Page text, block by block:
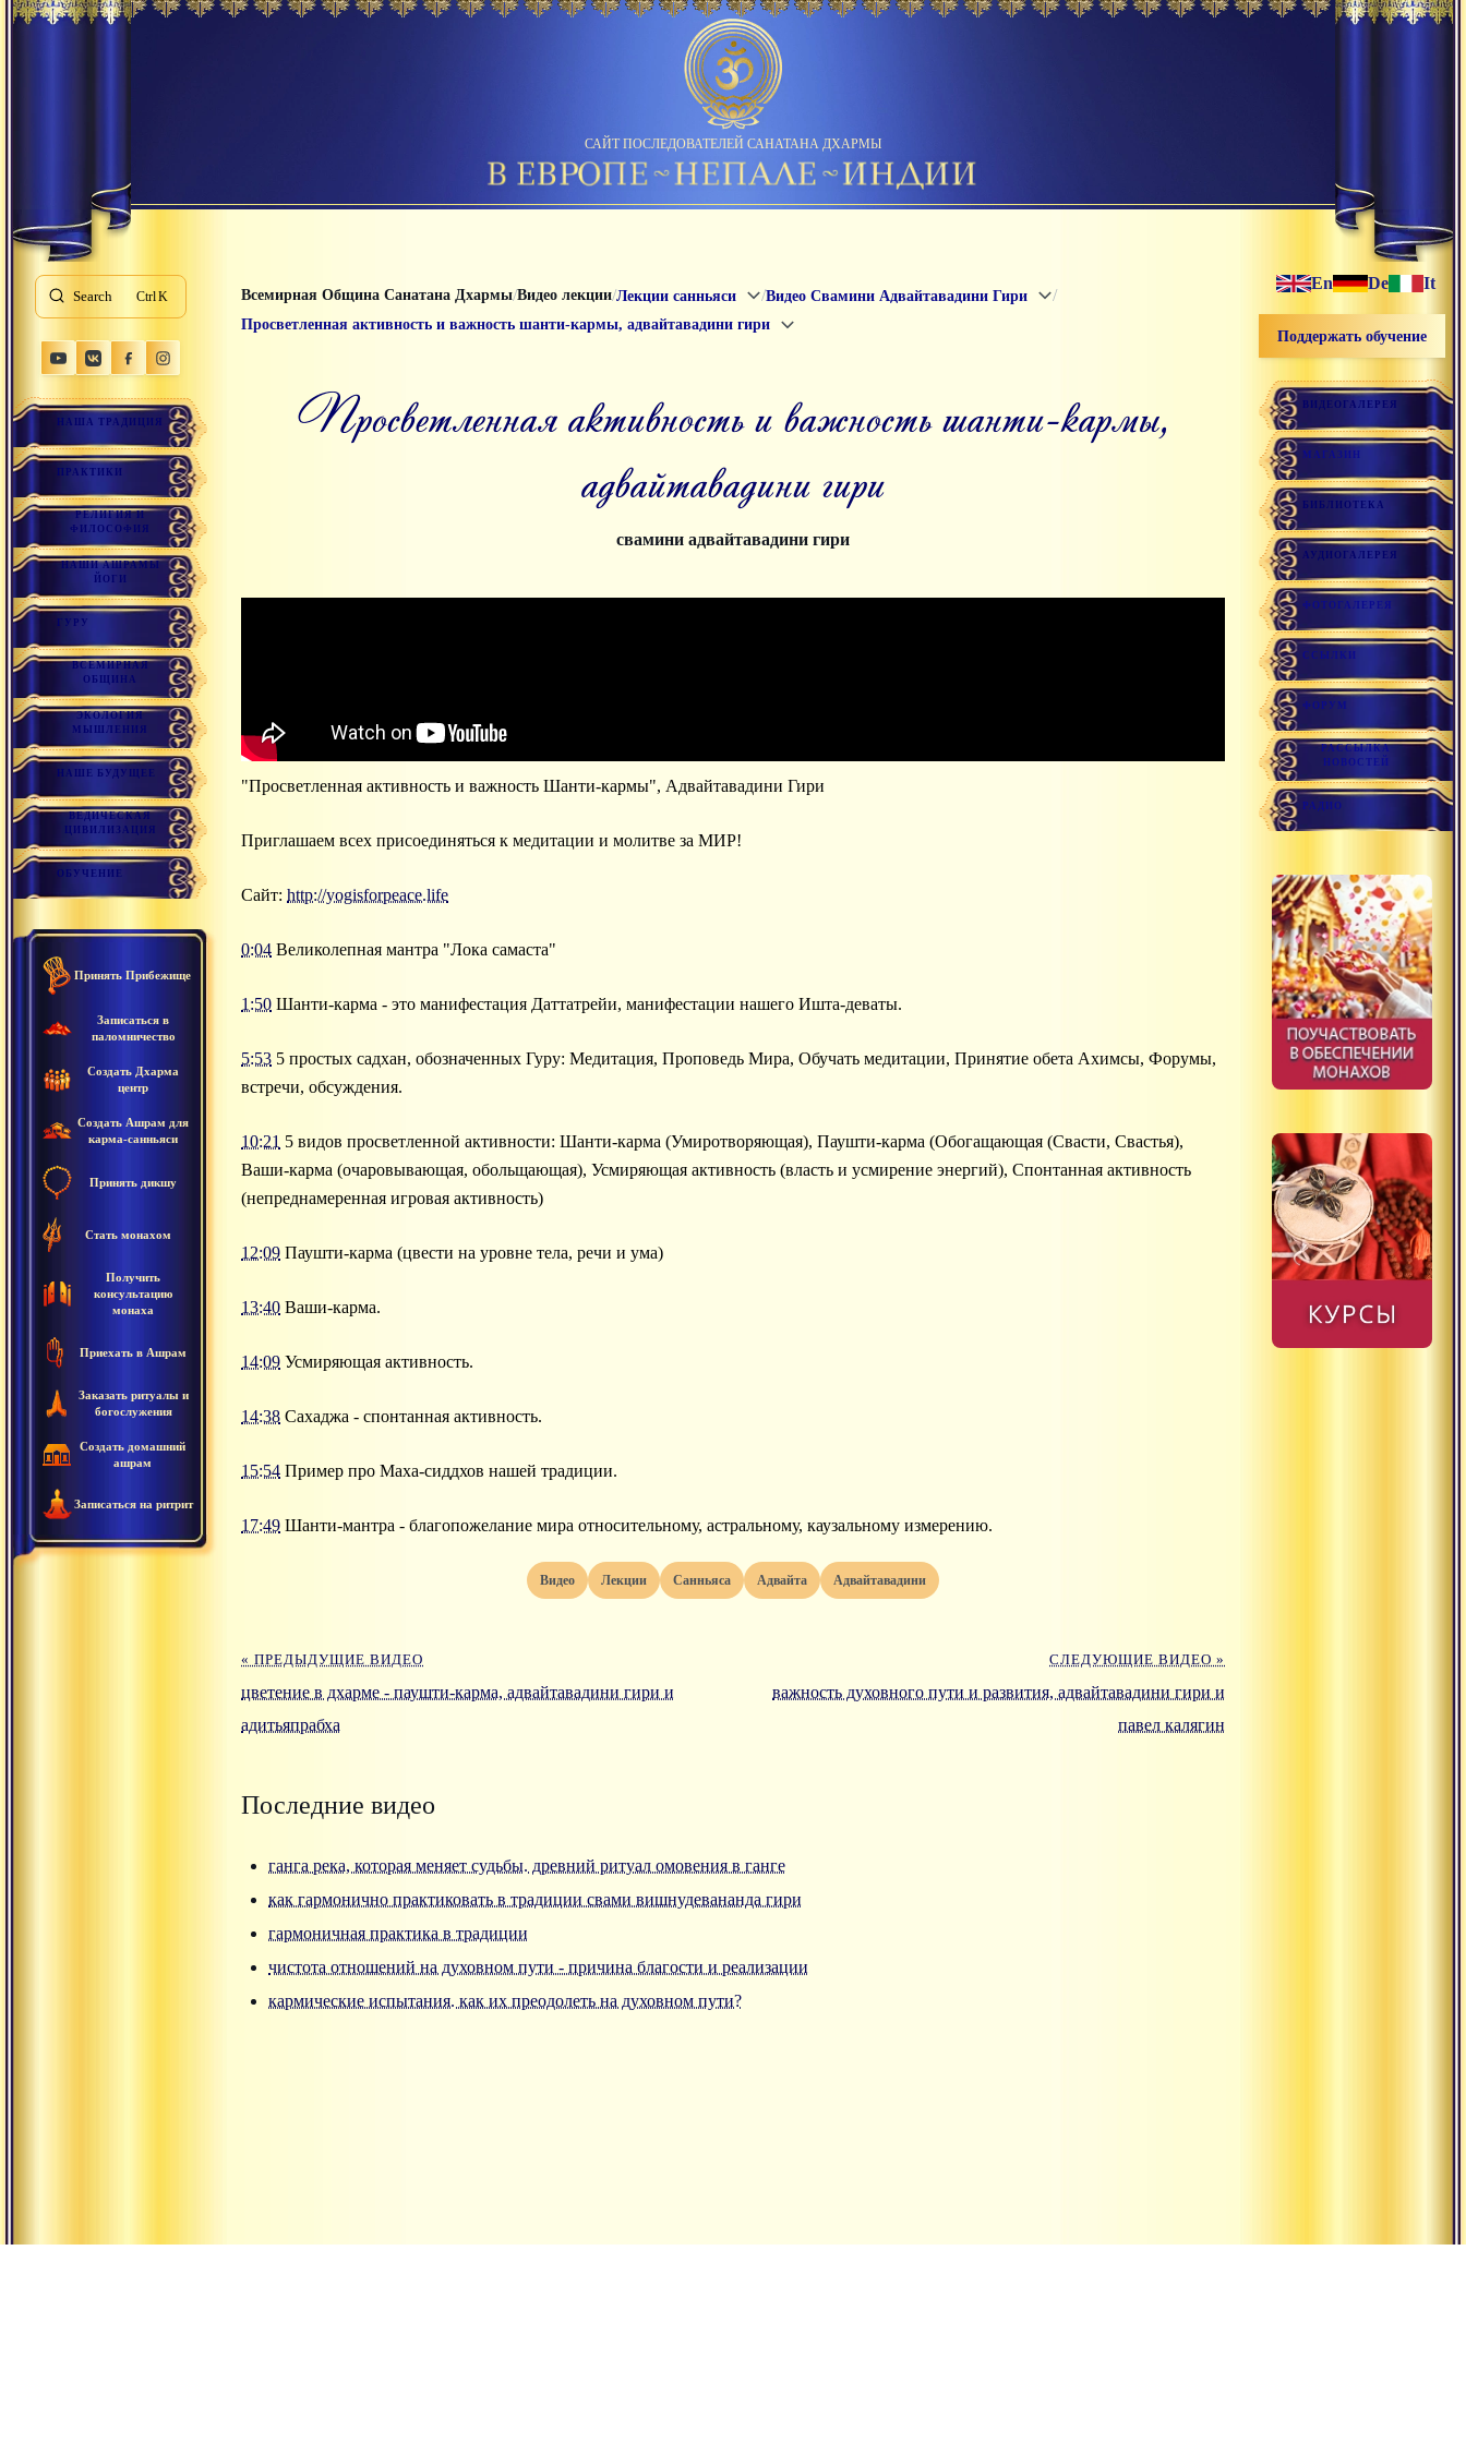
САЙТ ПОСЛЕДОВАТЕЛЕЙ САНАТАНА ДХАРМЫ
Search K
НАША ТРАДИЦИЯ
ПРАКТИКИ
РЕЛИГИЯ И
ФИЛОСОФИЯ
НАШИ АШРАМЫ
ЙОГИ
ГУРУ
ВСЕМИРНАЯ
ОБЩИНА
ЭКОЛОГИЯ
МЫШЛЕНИЯ
НАШЕ БУДУЩЕЕ
ВЕДИЧЕСКАЯ
ЦИВИЛИЗАЦИЯ
ОБУЧЕНИЕ
Принять Прибежище
Записаться в
паломничество
Создать Дхарма
центр
Создать Ашрам для
карма-санньяси
Принять дикшу
Стать монахом
Получить
консультацию
монаха
Приехать в Ашрам
Заказать ритуалы и
богослужения
Создать домашний
ашрам
Записаться на ритрит
Всемирная Община Санатана Дхармы/Видео лекции/Лекции санньяси /Видео Свамини Адвайтавадини Гири /
Просветленная активность и важность шанти-кармы, адвайтавадини гири
просветленная активность и важность шанти-кармы,
адвайтавадини гири
свамини адвайтавадини гири
"Просветленная активность и важность Шанти-кармы", Адвайтавадини Гири
Приглашаем всех присоединяться к медитации и молитве за МИР!
Сайт: http://yogisforpeace.life
0:04 Великолепная мантра "Лока самаста"
1:50 Шанти-карма - это манифестация Даттатрейи, манифестации нашего Ишта-деваты.
5:53 5 простых садхан, обозначенных Гуру: Медитация, Проповедь Мира, Обучать медитации, Принятие обета Ахимсы, Форумы,
встречи, обсуждения.
10:21 5 видов просветленной активности: Шанти-карма (Умиротворяющая), Паушти-карма (Обогащающая (Свасти, Свастья),
Ваши-карма (очаровывающая, обольщающая), Усмиряющая активность (власть и усмирение энергий), Спонтанная активность
(непреднамеренная игровая активность)
12:09 Паушти-карма (цвести на уровне тела, речи и ума)
13:40 Ваши-карма.
14:09 Усмиряющая активность.
14:38 Сахаджа - спонтанная активность.
15:54 Пример про Маха-сиддхов нашей традиции.
17:49 Шанти-мантра - благопожелание мира относительному, астральному, каузальному измерению.
видео лекции санньяса адвайта адвайтавадини
« ПРЕДЫДУЩИЕ ВИДЕО
цветение в дхарме - паушти-карма, адвайтавадини гири и
адитьяпрабха
СЛЕДУЮЩИЕ ВИДЕО »
важность духовного пути и развития, адвайтавадини гири и
павел калягин
Последние видео
ганга река, которая меняет судьбы. древний ритуал омовения в ганге
как гармонично практиковать в традиции свами вишнудевананда гири
гармоничная практика в традиции
чистота отношений на духовном пути - причина благости и реализации
кармические испытания. как их преодолеть на духовном пути?
En De It
Поддержать обучение
ВИДЕОГАЛЕРЕЯ
МАГАЗИН
БИБЛИОТЕКА
АУДИОГАЛЕРЕЯ
ФОТОГАЛЕРЕЯ
ССЫЛКИ
ФОРУМ
РАССЫЛКА
НОВОСТЕЙ
РАДИО